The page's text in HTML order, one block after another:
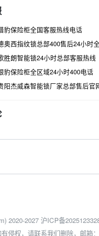
豹保险柜全国客服热线电话
奥西指纹锁总部400售后24小时
胜朗智能锁24小时总部客服热线
豹保险柜全区域24小时400电话
阳杰威森智能锁厂家总部售后官
2020-2027 沪ICP备
侵权，请联系我们删除，邮箱